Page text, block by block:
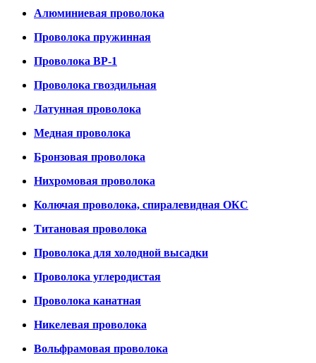
Алюминиевая проволока
Проволока пружинная
Проволока ВР-1
Проволока гвоздильная
Латунная проволока
Медная проволока
Бронзовая проволока
Нихромовая проволока
Колючая проволока, спиралевидная ОКС
Титановая проволока
Проволока для холодной высадки
Проволока углеродистая
Проволока канатная
Никелевая проволока
Вольфрамовая проволока